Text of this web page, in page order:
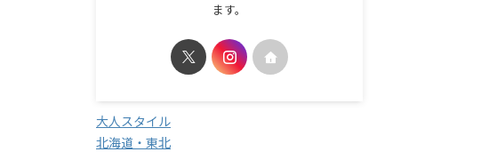
ます。
大人スタイル
北海道・東北